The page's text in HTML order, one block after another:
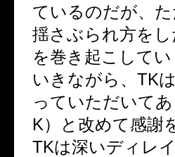
ているのだが、
揺さぶられ方を
を巻き起こして
いきながら、TK
っていただいて
K）と改めて感謝
TKは深いディレ